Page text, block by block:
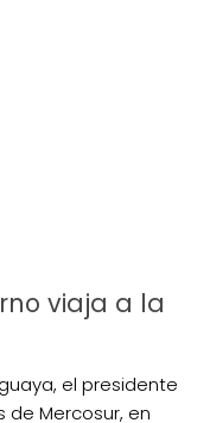
viaja a la
el presidente
de Mercosur, en